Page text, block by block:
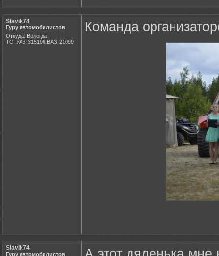
Slavik74
Гуру автомобилистов
Откуда: Вологда
ТС: УАЗ-315196,ВАЗ-21099
Команда
Slavik74
Гуру автомобилистов